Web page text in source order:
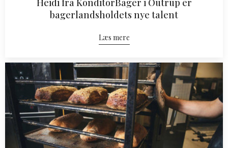
bagerlandsholdets nye talent
Læs mere